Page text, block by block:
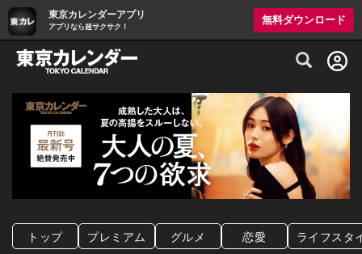
東京カレンダーアプリ
アプリなら超サクサク！
無料ダウンロード
グルメ情報・プレミアムレストラン予約
トップ プレミアム グルメ 恋愛 ライフスタ